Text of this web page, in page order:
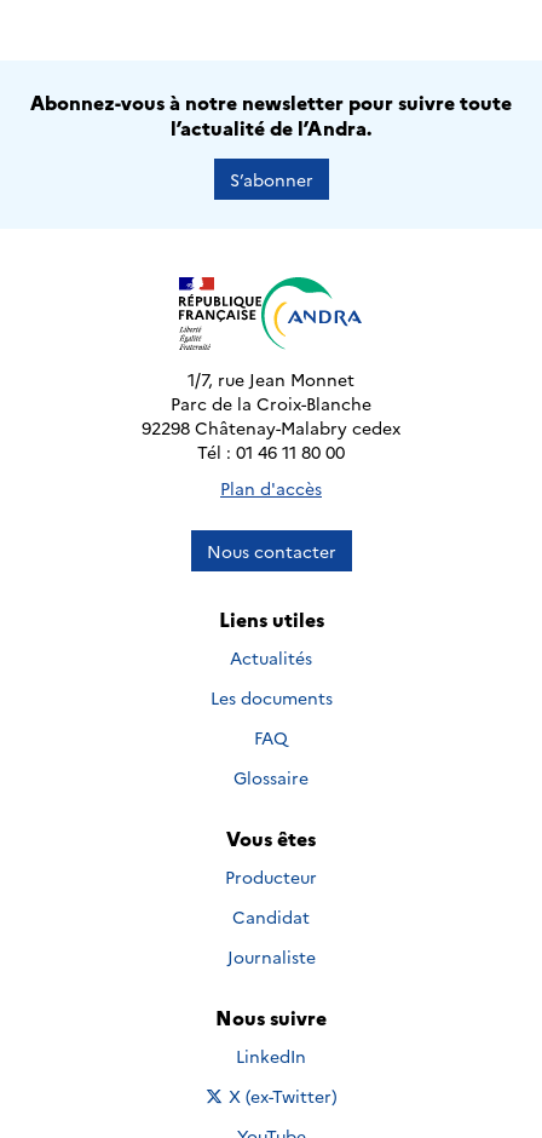
Abonnez-vous à notre newsletter pour suivre toute
l’actualité de l’Andra.
S’abonner
1/7, rue Jean Monnet
Parc de la Croix-Blanche
92298 Châtenay-Malabry cedex
Tél : 01 46 11 80 00
Plan d'accès
Nous contacter
Liens utiles
Actualités
Les documents
FAQ
Glossaire
Vous êtes
Producteur
Candidat
Journaliste
Nous suivre
Nous suivre sur
LinkedIn
Nous suivre sur
X (ex-Twitter)